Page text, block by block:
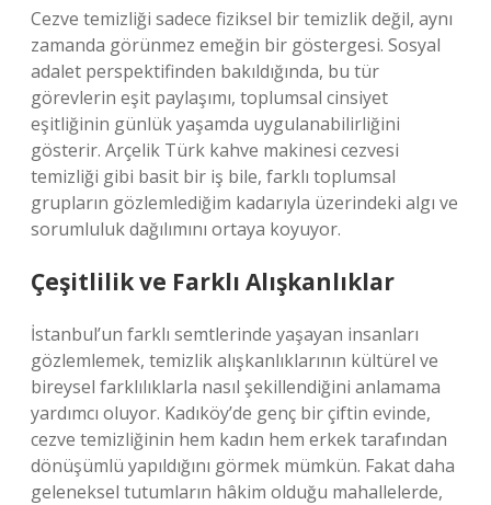
Cezve temizliği sadece fiziksel bir temizlik değil, aynı
zamanda görünmez emeğin bir göstergesi. Sosyal
adalet perspektifinden bakıldığında, bu tür
görevlerin eşit paylaşımı, toplumsal cinsiyet
eşitliğinin günlük yaşamda uygulanabilirliğini
gösterir. Arçelik Türk kahve makinesi cezvesi
temizliği gibi basit bir iş bile, farklı toplumsal
grupların gözlemlediğim kadarıyla üzerindeki algı ve
sorumluluk dağılımını ortaya koyuyor.
Çeşitlilik ve Farklı Alışkanlıklar
İstanbul’un farklı semtlerinde yaşayan insanları
gözlemlemek, temizlik alışkanlıklarının kültürel ve
bireysel farklılıklarla nasıl şekillendiğini anlamama
yardımcı oluyor. Kadıköy’de genç bir çiftin evinde,
cezve temizliğinin hem kadın hem erkek tarafından
dönüşümlü yapıldığını görmek mümkün. Fakat daha
geleneksel tutumların hâkim olduğu mahallelerde,